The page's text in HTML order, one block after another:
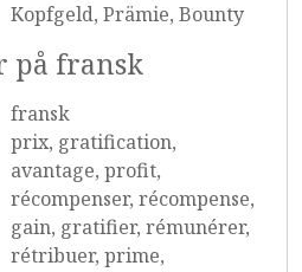
Kopfgeld, Prämie, Bounty
på fransk
fransk
prix, gratification,
avantage, profit,
récompenser, récompense,
gain, gratifier, rémunérer,
rétribuer, prime,